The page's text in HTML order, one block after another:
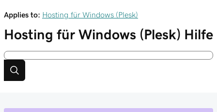
Applies to: Hosting für Windows (Plesk)
Hosting für Windows (Plesk) Hilfe